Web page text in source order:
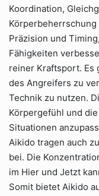
Koordination,
Präzision und
Fähigkeiten
reiner Kraftsport. Es
des Angreifers zu
Technik zu nutzen.
Körpergefühl und
Situationen
Aikido tragen auch
bei. Die
im Hier und Jetzt
Somit bietet Aikido